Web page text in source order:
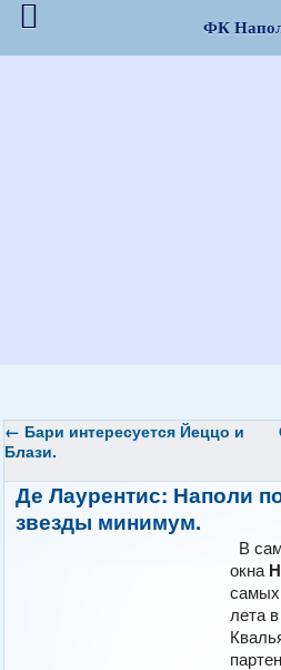
← Бари интересуется Йеццо и
Блази.
Де Лаурентис: Наполи
звезды минимум.
В
окна
самых
лета
ФК